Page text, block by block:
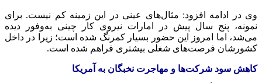
وی در ادامه افزود: مثال‌های عینی در این زمینه کم نیست. برای
نمونه، پنج سال پیش در امارات نیروی کار چینی به‌وفور دیده
می‌شد، اما امروز این حضور بسیار کمرنگ شده است؛ زیرا در داخل
کشورشان فرصت‌های شغلی بیشتری فراهم شده است.
کاهش سود شرکت‌ها و مهاجرت نخبگان به آمریکا